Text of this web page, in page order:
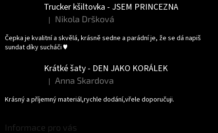
Trucker kšiltovka - JSEM PRINCEZNA
Hodnocení produktu je 5 z 5 hvězdiček.
| Nikola Dršková
Čepka je kvalitní a skvělá, krásně sedne a parádní je, že se dá napiš
sundat díky sucháči ♥️
Krátké šaty - DEN JAKO KORÁLEK
Hodnocení produktu je 5 z 5 hvězdiček.
| Anna Skardova
Krásný a příjemný materiál,rychle dodání,vřele doporučuji.
Informace pro vás